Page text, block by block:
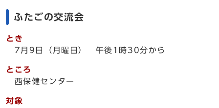
ふたごの交流会
とき
7月9日（月曜日） 午後1時30分から
ところ
西保健センター
対象